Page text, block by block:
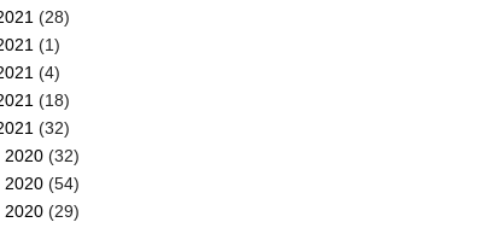
(28)
(1)
(4)
(18)
(32)
2020 (32)
2020 (54)
2020 (29)